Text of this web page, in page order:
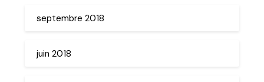
septembre 2018
juin 2018